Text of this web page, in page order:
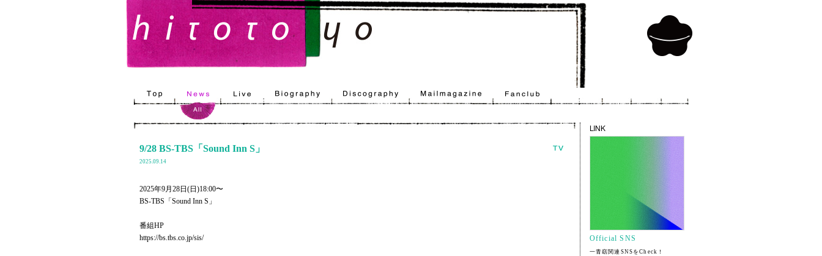
9/28 BS-TBS「Sound Inn S」
2025.09.14
2025年9月28日(日)18:00〜
BS-TBS「Sound Inn S」
番組HP
https://bs.tbs.co.jp/sis/
LINK
Official SNS
一青窈関連SNSをCheck！